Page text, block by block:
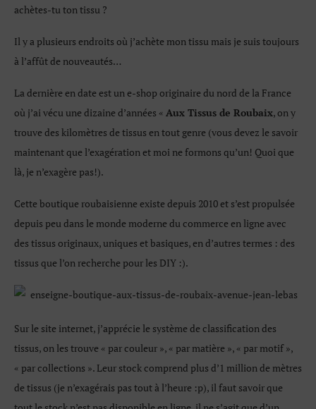
achètes-tu ton tissu ?
Il y a plusieurs endroits où j’achète mon tissu mais je suis toujours
à l’affût de nouveautés…
La dernière en date est un e-shop originaire du nord de la France
où j’ai vécu une dizaine d’années « Aux Tissus de Roubaix, on y
trouve des kilomètres de tissus en tout genre (vous devez le savoir
maintenant que l’exagération et moi ne formons qu’un! Quoi que
là, je n’exagère pas!).
Cette boutique roubaisienne existe depuis 2010 et s’est propulsée
depuis peu dans le monde moderne du commerce en ligne avec
des tissus originaux, uniques et basiques, en d’autres termes : des
tissus que l’on recherche pour les DIY :).
Sur le site internet, j’apprécie le système de classification des
tissus, on les trouve « par couleur », « par matière », « par motif »,
« par collections ». Leur stock comprend plus d’1 million de mètres
de tissus (je n’exagérais pas tout à l’heure :p), il faut savoir que